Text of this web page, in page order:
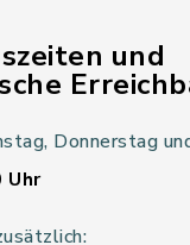
und
Donnerstag
Uhr